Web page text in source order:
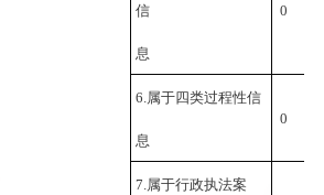
信
息
0
6.属于四类过程性信
息
0
7.属于行政执法案